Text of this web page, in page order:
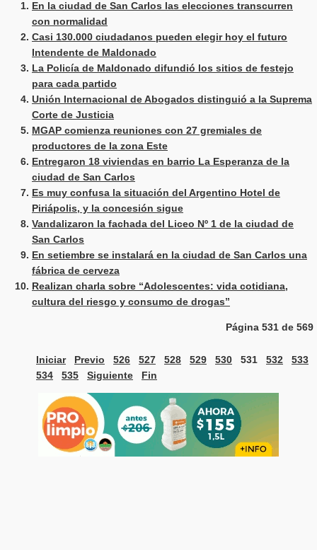
En la ciudad de San Carlos las elecciones transcurren
con normalidad
Casi 130.000 ciudadanos pueden elegir hoy el futuro
Intendente de Maldonado
La Policía de Maldonado difundió los sitios de festejo
para cada partido
Unión Internacional de Abogados distinguió a la Suprema
Corte de Justicia
MGAP comienza reuniones con 27 gremiales de
productores de la zona Este
Entregaron 18 viviendas en barrio La Esperanza de la
ciudad de San Carlos
Es muy confusa la situación del Argentino Hotel de
Piriápolis, y la concesión sigue
Vandalizaron la fachada del Liceo Nº 1 de la ciudad de
San Carlos
En setiembre se instalará en la ciudad de San Carlos una
fábrica de cerveza
Realizan charla sobre “Adolescentes: vida cotidiana,
cultura del riesgo y consumo de drogas”
Página 531 de 569
Iniciar Previo 526 527 528 529 530 531 532
533
534
535 Siguiente Fin